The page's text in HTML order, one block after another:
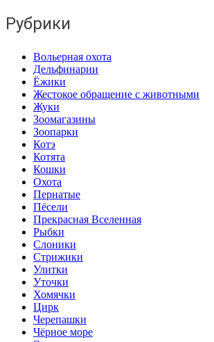
Рубрики
Вольерная охота
Дельфинарии
Ёжики
Жестокое обращение с животными
Жуки
Зоомагазины
Зоопарки
Котэ
Котята
Кошки
Охота
Пернатые
Пёсели
Прекрасная Вселенная
Рыбки
Слоники
Стрижики
Улитки
Уточки
Хомячки
Цирк
Черепашки
Чёрное море